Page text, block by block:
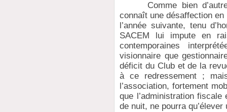
Comme bien d’autres
connaît une désaffection
l’année suivante, tenu
SACEM lui impute en
contemporaines
visionnaire que
déficit du Club et de la
à ce redressement ;
l’association, fortement
que l’administration
de nuit, ne pourra